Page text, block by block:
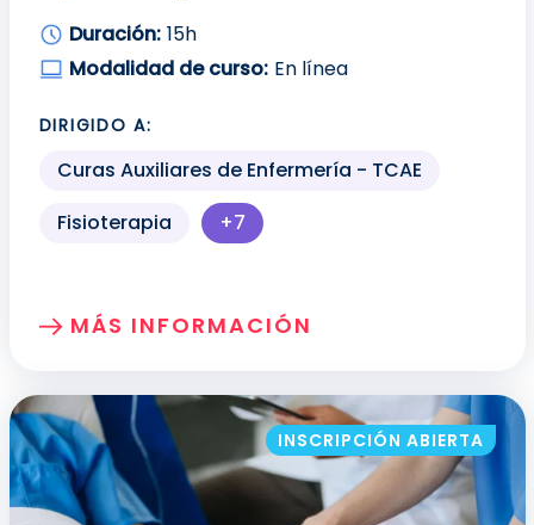
Duración: 15h
Modalidad de curso: En línea
DIRIGIDO A:
Curas Auxiliares de Enfermería - TCAE
Fisioterapia
+7
Más perfiles profesionales
MÁS INFORMACIÓN
SOBRE: ATENCIÓN INDIVIDUALIZADA
INSCRIPCIÓN ABIERTA